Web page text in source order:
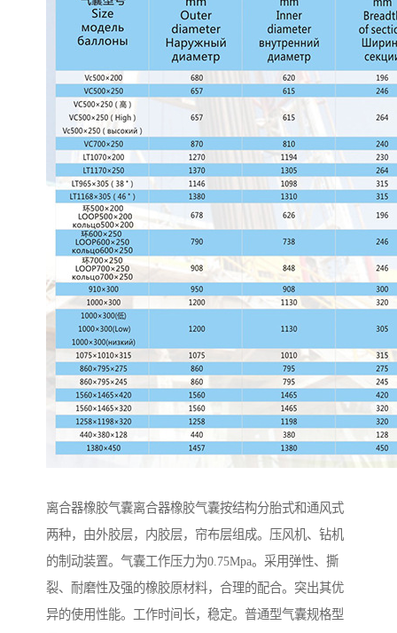
离合器橡胶气囊离合器橡胶气囊按结构分胎式和通风式
两种，由外胶层，内胶层，帘布层组成。压风机、钻机
的制动装置。气囊工作压力为0.75Mpa。采用弹性、撕
裂、耐磨性及强的橡胶原材料，合理的配合。突出其优
异的使用性能。工作时间长，稳定。普通型气囊规格型